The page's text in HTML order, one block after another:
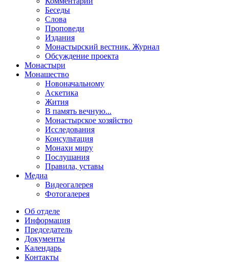
Беседы
Слова
Проповеди
Издания
Монастырский вестник. Журнал
Обсуждение проекта
Монастыри
Монашество
Новоначальному
Аскетика
Жития
В память вечную...
Монастырское хозяйство
Исследования
Консультация
Монахи миру
Послушания
Правила, уставы
Медиа
Видеогалерея
Фотогалерея
Об отделе
Информация
Председатель
Документы
Календарь
Контакты